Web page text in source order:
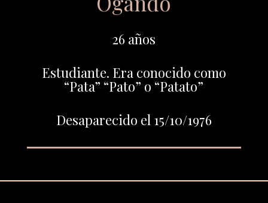
26 años
Estudiante. Era conocido como
“Pata” “Pato” o “Patato”
Desaparecido el 15/10/1976